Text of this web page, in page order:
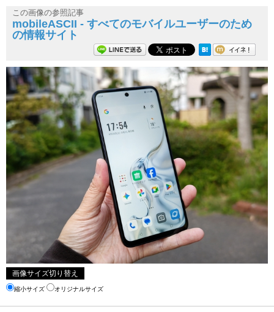
この画像の参照記事
mobileASCII - すべてのモバイルユーザーのため
の情報サイト
画像サイズ切り替え
縮小サイズ オリジナルサイズ